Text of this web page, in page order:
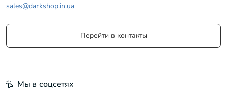
sales@darkshop.in.ua
Перейти в контакты
Мы в соцсетях